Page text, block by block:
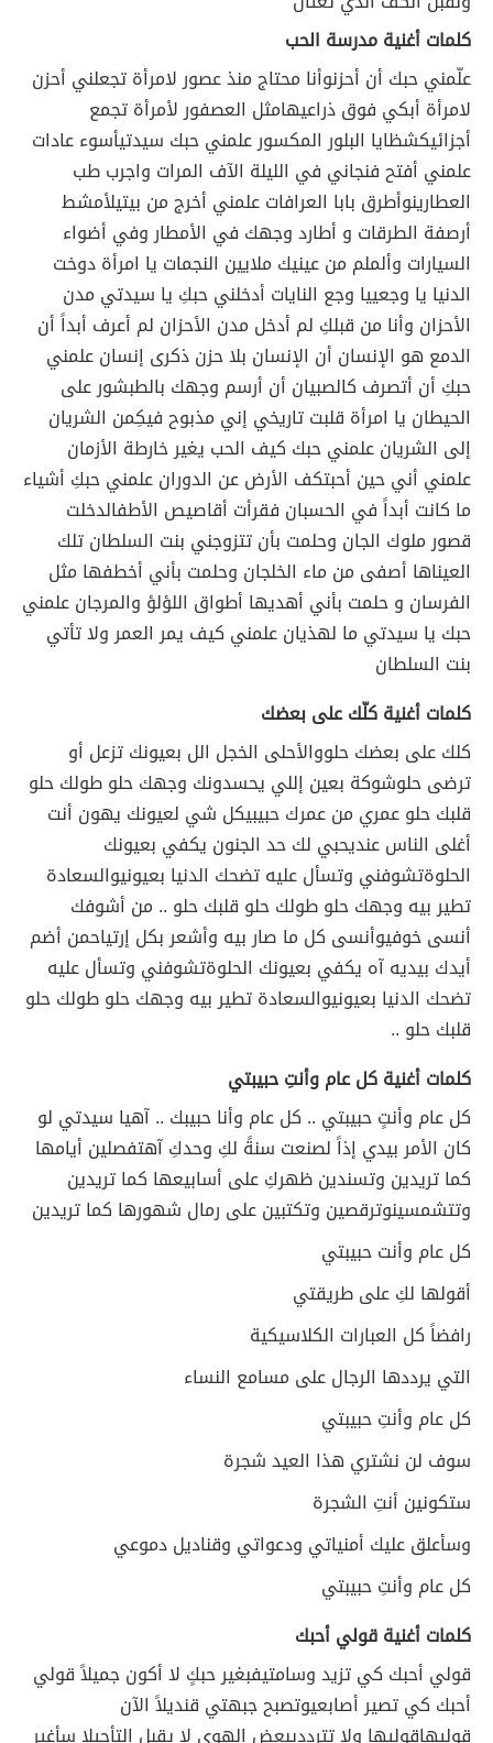
كلمات أغنية مدرسة الحب
علّمني حبك أن أحزنوأنا محتاج منذ عصور لامرأة تجعلني أحزن
لامرأة أبكي فوق ذراعيهامثل العصفور لأمرأة تجمع
أجزائيكشظايا البلور المكسور علمني حبك سيدتيأسوء عادات
علمني أفتح فنجاني في الليلة الآف المرات واجرب طب
العطارينوأطرق بابا العرافات علمني أخرج من بيتيلأمشط
أرصفة الطرقات و أطارد وجهك في الأمطار وفي أضواء
السيارات وألملم من عينيك ملايين النجمات يا امرأة دوخت
الدنيا يا وجعييا وجع النايات أدخلني حبكِ يا سيدتي مدن
الأحزان وأنا من قبلكِ لم أدخل مدن الأحزان لم أعرف أبداً أن
الدمع هو الإنسان أن الإنسان بلا حزن ذكرى إنسان علمني
حبكِ أن أتصرف كالصبيان أن أرسم وجهك بالطبشور على
الحيطان يا امرأة قلبت تاريخي إني مذبوح فيكِمن الشريان
إلى الشريان علمني حبك كيف الحب يغير خارطة الأزمان
علمني أني حين أحبتكف الأرض عن الدوران علمني حبكِ أشياء
ما كانت أبداً في الحسبان فقرأت أقاصيص الأطفالدخلت
قصور ملوك الجان وحلمت بأن تتزوجني بنت السلطان تلك
العيناها أصفى من ماء الخلجان وحلمت بأني أخطفها مثل
الفرسان و حلمت بأني أهديها أطواق اللؤلؤ والمرجان علمني
حبك يا سيدتي ما لهذيان علمني كيف يمر العمر ولا تأتي
بنت السلطان
كلمات أغنية كلّك على بعضك
كلك على بعضك حلووالأحلى الخجل الل بعيونك تزعل أو
ترضى حلوشوكة بعين إللي يحسدونك وجهك حلو طولك حلو
قلبك حلوعمري من عمرك حبيبيكل شي لعيونك يهون أنت
أغلى الناس عنديحبي لك حد الجنون يكفي بعيونك
الحلوةتشوفني وتسأل عليه تضحك الدنيا بعيونيوالسعادة
تطير بيه وجهك حلو طولك حلو قلبك حلو .. من أشوفك
أنسى خوفيوأنسى كل ما صار بيه وأشعر بكل إرتياحمن أضم
أيدك بيديه آه يكفي بعيونك الحلوةتشوفني وتسأل عليه
تضحك الدنيا بعيونيوالسعادة تطير بيه وجهك حلو طولك حلو
قلبك حلو ..
كلمات أغنية كل عام وأنتِ حبيبتي
كل عام وأنتٍ حبيبتي .. كل عام وأنا حبيبك .. آهيا سيدتي لو
كان الأمر بيدي إذاً لصنعت سنةً لكِ وحدكِ آهتفصلين أيامها
كما تريدين وتسندين ظهركِ على أسابيعها كما تريدين
وتتشمسينوترقصين وتكتبين على رمال شهورها كما تريدين
كل عام وأنت حبيبتي
أقولها لكِ على طريقتي
رافضاً كل العبارات الكلاسيكية
التي يرددها الرجال على مسامع النساء
كل عام وأنتِ حبيبتي
سوف لن نشتري هذا العيد شجرة
ستكونين أنتِ الشجرة
وسأعلق عليك أمنياتي ودعواتي وقناديل دموعي
كل عام وأنتِ حبيبتي
كلمات أغنية قولي أحبك
قولي أحبك كي تزيد وسامتيفبغير حبكٍ لا أكون جميلاً قولي
أحبك كي تصير أصابعيوتصبح جبهتي قنديلاً الآن
قوليهاقوليها ولا تتردديبعض الهوى لا يقبل التأجيلا سأغير